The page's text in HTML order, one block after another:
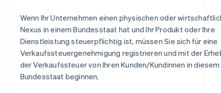
Wenn Ihr Unternehmen einen physischen oder
Nexus in einem Bundesstaat hat und Ihr Produkt oder Ihre
Dienstleistung steuerpflichtig ist, müssen Sie sich für eine
Verkaufssteuergenehmigung registrieren und mit der
der Verkaufssteuer von Ihren Kunden/Kundinnen in diesem
Bundesstaat beginnen.